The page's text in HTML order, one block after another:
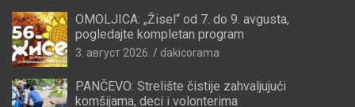
OMOLJICA: „Žisel“ od 7. do 9. avgusta,
pogledajte kompletan program
3. август 2026. dakicorama
PANČEVO: Strelište čistije zahvaljujući
komšijama, deci i volonterima